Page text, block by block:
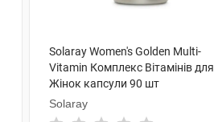
Solaray Women's Golden Multi-
Vitamin Комплекс Вітамінів для
Жінок капсули 90 шт
Solaray